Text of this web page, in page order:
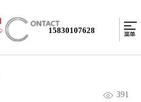
15830107628
391